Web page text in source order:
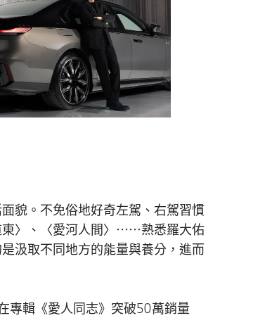
貌。不免俗地好奇左駕、右駕習慣
東〉、〈愛河人間〉⋯⋯熟悉羅大佑
汲取不同地方的能量與養分，進而
專輯《愛人同志》突破50萬銷量